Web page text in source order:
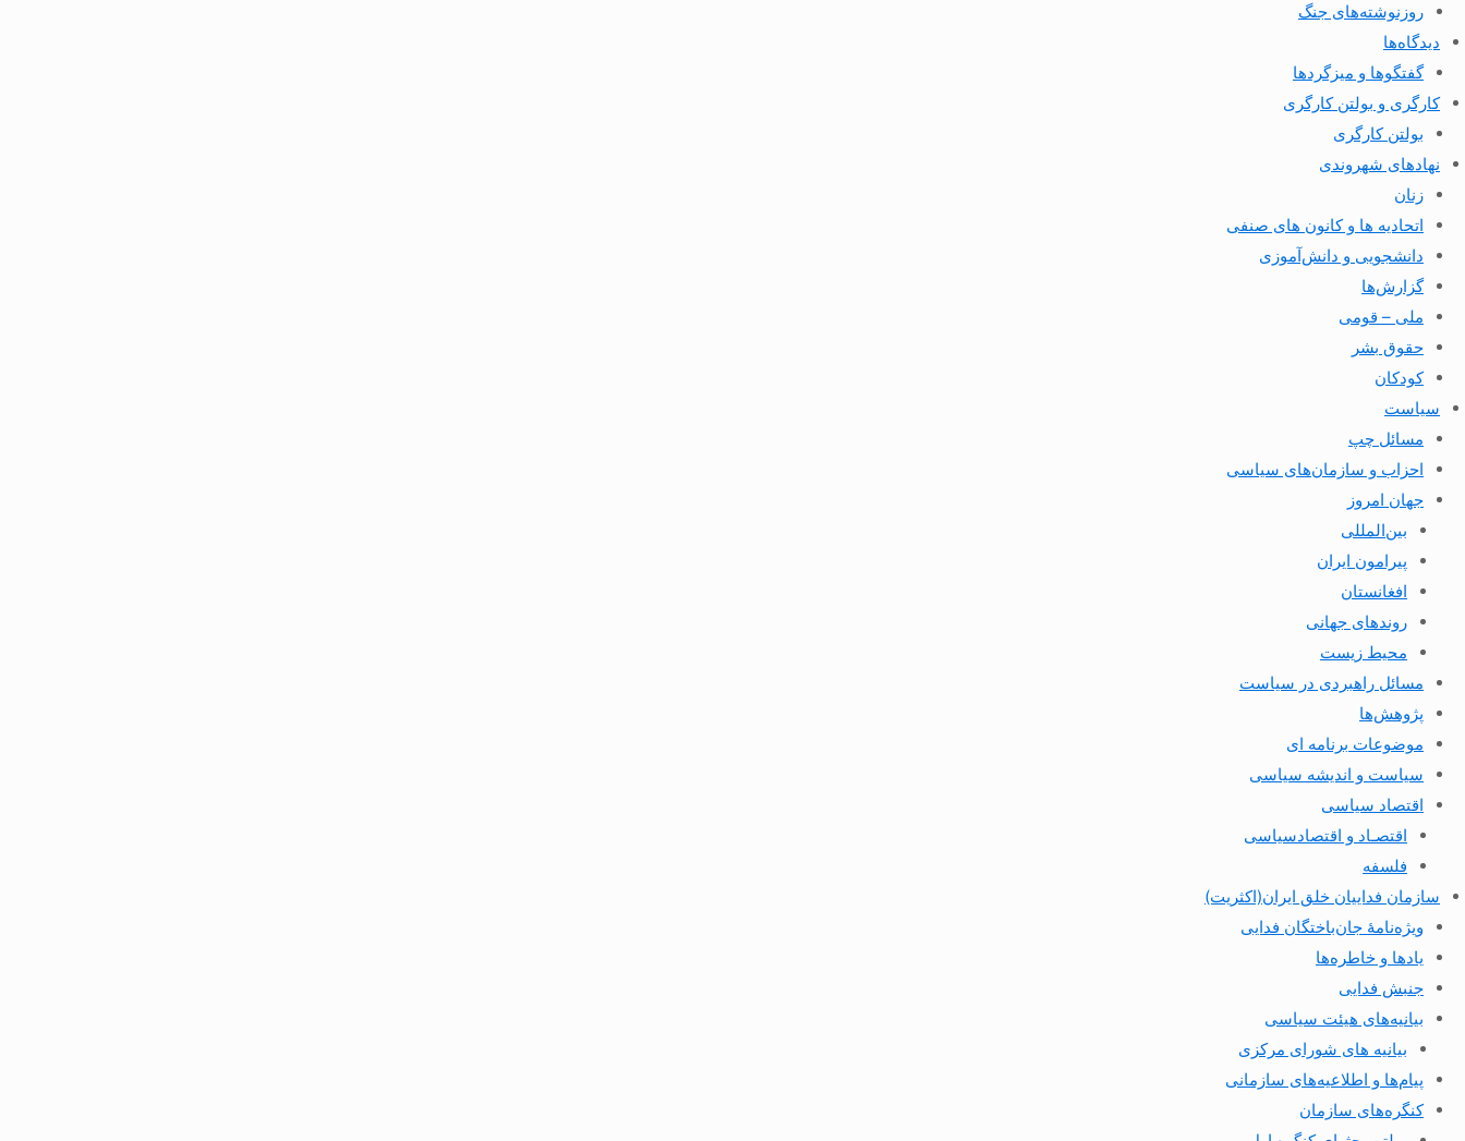
روزنوشته‌های جنگ
دیدگاه‌ها
گفتگوها و میزگردها
کارگری و بولتن کارگری
بولتن کارگری
نهادهای شهروندی
زنان
اتحادیه ها و کانون های صنفی
دانشجویی و دانش‌آموزی
گزارش‌ها
ملی – قومی
حقوق بشر
کودکان
سیاست
مسائل چپ
احزاب و سازمان‌های سیاسی
جهان امروز
بین‌المللی
پیرامون ایران
افغانستان
روندهای جهانی
محیط زیست
مسائل راهبردی در سیاست
پژوهش‌ها
موضوعات برنامه ای
سیاست و اندیشه سیاسی
اقتصاد سیاسی
اقتصـاد و اقتصاد‌سیاسی
فلسفه
سازمان فداییان خلق ایران(اکثریت)
ویژه‌نامهٔ جان‌باختگان فدایی
یادها و خاطره‌ها
جنبش فدایی
بیانیه‌های هیئت سیاسی
بیانیه های شورای مرکزی
پیام‌ها و اطلاعیه‌های سازمانی
کنگره‌های سازمان